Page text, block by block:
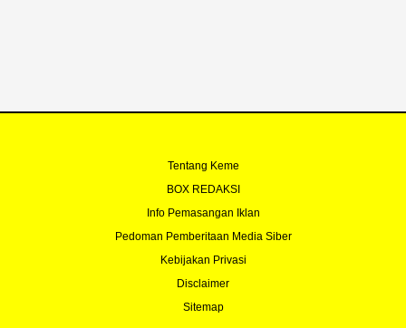
Tentang Keme
BOX REDAKSI
Info Pemasangan Iklan
Pedoman Pemberitaan Media Siber
Kebijakan Privasi
Disclaimer
Sitemap